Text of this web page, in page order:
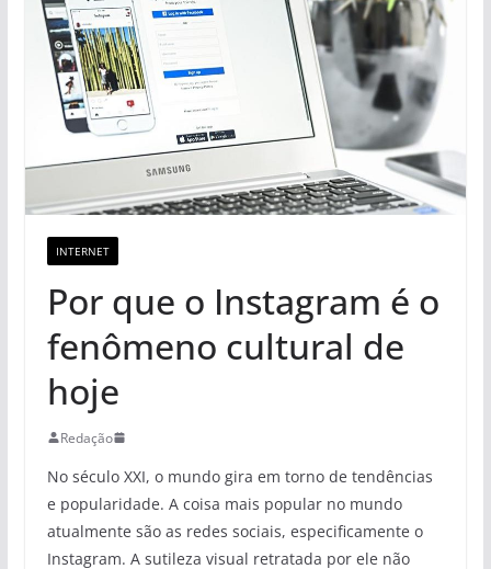
INTERNET
Por que o Instagram é o
fenômeno cultural de
hoje
Redação
No século XXI, o mundo gira em torno de tendências
e popularidade. A coisa mais popular no mundo
atualmente são as redes sociais, especificamente o
Instagram. A sutileza visual retratada por ele não